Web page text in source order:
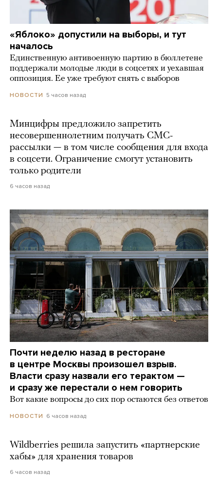
«Яблоко» допустили на выборы, и тут
началось
Единственную антивоенную партию в бюллетене
поддержали молодые люди в соцсетях и уехавшая
оппозиция. Ее уже требуют снять с выборов
НОВОСТИ 5 часов назад
Минцифры предложило запретить
несовершеннолетним получать СМС-
рассылки — в том числе сообщения для входа
в соцсети. Ограничение смогут установить
только родители
6 часов назад
Почти неделю назад в ресторане
в центре Москвы произошел взрыв.
Власти сразу назвали его терактом —
и сразу же перестали о нем говорить
Вот какие вопросы до сих пор остаются без ответов
НОВОСТИ 6 часов назад
Wildberries решила запустить «партнерские
хабы» для хранения товаров
6 часов назад